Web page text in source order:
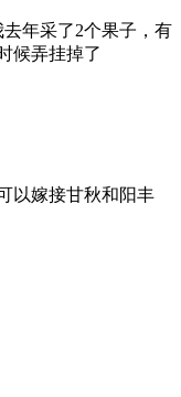
年采了2个果子，有
候弄挂掉了
以嫁接甘秋和阳丰